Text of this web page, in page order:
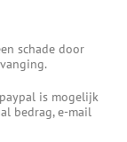
schade door
is mogelijk
bedrag, e-mail